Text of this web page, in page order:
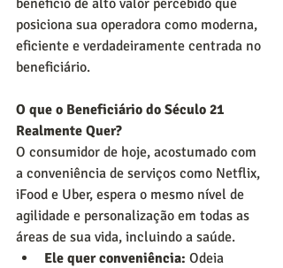
benefício de alto valor percebido que
posiciona sua operadora como moderna,
eficiente e verdadeiramente centrada no
beneficiário.
O que o Beneficiário do Século 21
Realmente Quer?
O consumidor de hoje, acostumado com
a conveniência de serviços como Netflix,
iFood e Uber, espera o mesmo nível de
agilidade e personalização em todas as
áreas de sua vida, incluindo a saúde.
Ele quer conveniência: Odeia